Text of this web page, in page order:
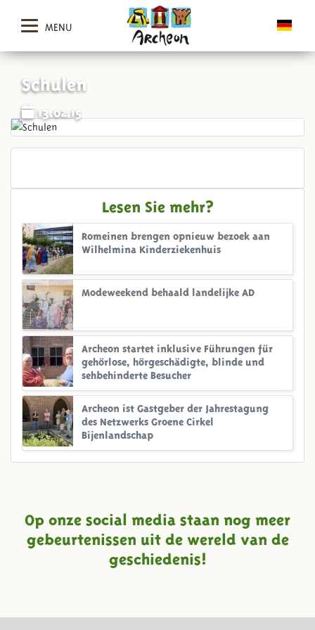
MENU
Schulen
13.02.15
Lesen Sie mehr?
Romeinen brengen opnieuw bezoek aan
Wilhelmina Kinderziekenhuis
Modeweekend behaald landelijke AD
Archeon startet inklusive Führungen für
gehörlose, hörgeschädigte, blinde und
sehbehinderte Besucher
Archeon ist Gastgeber der Jahrestagung
des Netzwerks Groene Cirkel
Bijenlandschap
Op onze social media staan nog meer
gebeurtenissen uit de wereld van de
geschiedenis!